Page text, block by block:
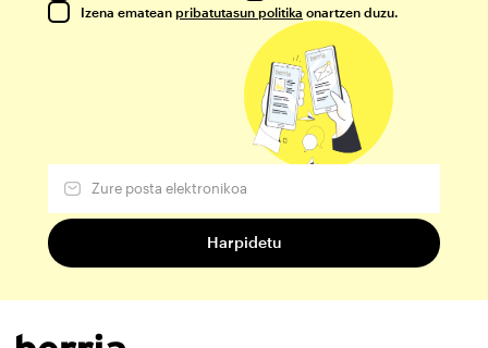
Izena ematean pribatutasun politika onartzen duzu.